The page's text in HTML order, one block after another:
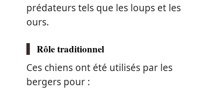
prédateurs tels que les loups et les
ours.
Rôle traditionnel
Ces chiens ont été utilisés par les
bergers pour :